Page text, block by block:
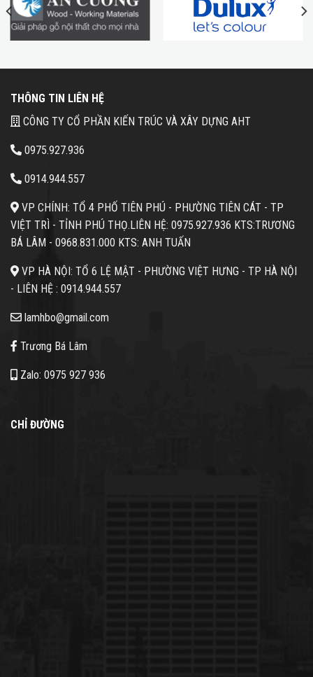
THÔNG TIN LIÊN HỆ
CÔNG TY CỔ PHẦN KIẾN TRÚC VÀ XÂY DỰNG AHT
0975.927.936
0914.944.557
VP CHÍNH: TỔ 4 PHỐ TIÊN PHÚ - PHƯỜNG TIÊN CÁT - TP
VIỆT TRÌ - TỈNH PHÚ THỌ.LIÊN HỆ: 0975.927.936 KTS:TRƯƠNG
BÁ LÂM - 0968.831.000 KTS: ANH TUẤN
VP HÀ NỘI: TỔ 6 LỆ MẬT - PHƯỜNG VIỆT HƯNG - TP HÀ NỘI
- LIÊN HỆ : 0914.944.557
lamhbo@gmail.com
Trương Bá Lâm
Zalo: 0975 927 936
CHỈ ĐƯỜNG